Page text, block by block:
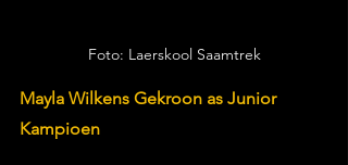
Foto: Laerskool Saamtrek
Mayla Wilkens Gekroon as Junior
Kampioen